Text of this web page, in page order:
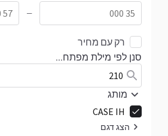
—
רק עם מחיר
סנן לפי מילת מפתח...
מותג
CASE IH
הצג דגם